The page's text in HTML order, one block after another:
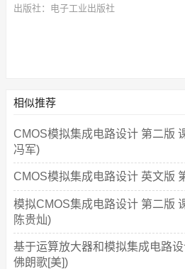
出版社：电子工业出版社
相似推荐
CMOS模拟集成电路设计 第二版
冯军)
CMOS模拟集成电路设计 英文版
模拟CMOS集成电路设计 第二版
陈贵灿)
基于运算放大器和模拟集成电路
佛朗歌[美])